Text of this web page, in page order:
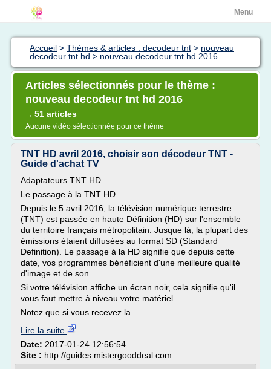
Menu
Accueil > Thèmes & articles : decodeur tnt > nouveau
decodeur tnt hd > nouveau decodeur tnt hd 2016
Articles sélectionnés pour le thème :
nouveau decodeur tnt hd 2016
→ 51 articles
Aucune vidéo sélectionnée pour ce thème
TNT HD avril 2016, choisir son décodeur TNT -
Guide d'achat TV
Adaptateurs TNT HD
Le passage à la TNT HD
Depuis le 5 avril 2016, la télévision numérique terrestre
(TNT) est passée en haute Définition (HD) sur l'ensemble
du territoire français métropolitain. Jusque là, la plupart des
émissions étaient diffusées au format SD (Standard
Definition). Le passage à la HD signifie que depuis cette
date, vos programmes bénéficient d'une meilleure qualité
d'image et de son.
Si votre télévision affiche un écran noir, cela signifie qu'il
vous faut mettre à niveau votre matériel.
Notez que si vous recevez la...
Lire la suite
Date: 2017-01-24 12:56:54
Site : http://guides.mistergooddeal.com